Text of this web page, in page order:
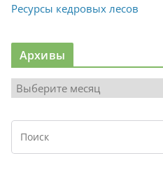
Ресурсы кедровых лесов
Архивы
р
х
в